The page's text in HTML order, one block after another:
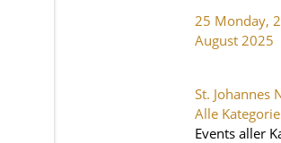
25 Monday,
August 2025
St. Johannes
Alle
Events aller